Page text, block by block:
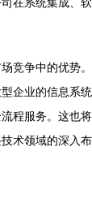
竞争中的优势。
企业的信息系统
程服务。这也将
术领域的深入布